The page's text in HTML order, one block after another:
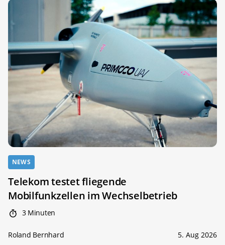
NEWS
Telekom testet fliegende
Mobilfunkzellen im Wechselbetrieb
3 Minuten
Roland Bernhard 5. Aug 2026